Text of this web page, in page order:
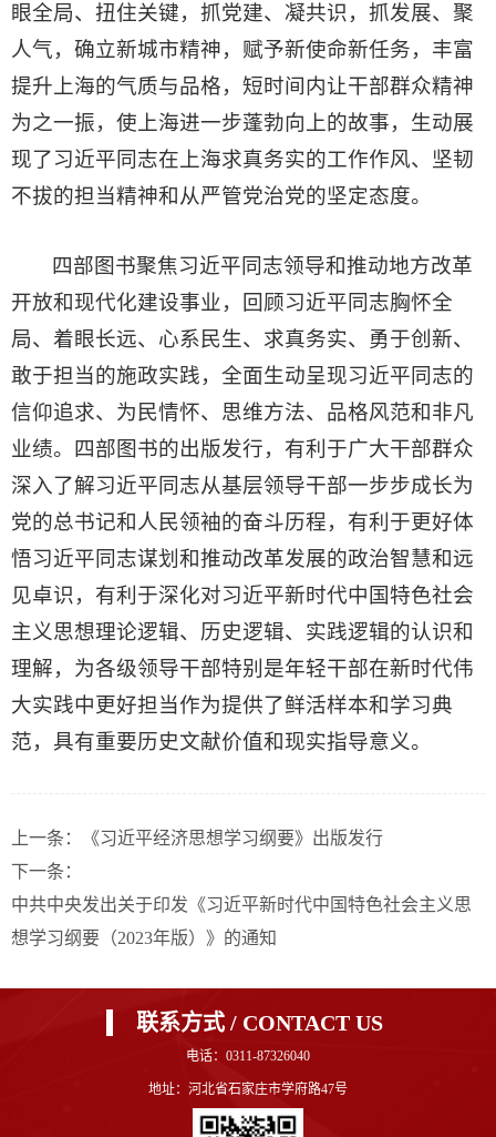
眼全局、扭住关键，抓党建、凝共识，抓发展、聚
人气，确立新城市精神，赋予新使命新任务，丰富
提升上海的气质与品格，短时间内让干部群众精神
为之一振，使上海进一步蓬勃向上的故事，生动展
现了习近平同志在上海求真务实的工作作风、坚韧
不拔的担当精神和从严管党治党的坚定态度。
四部图书聚焦习近平同志领导和推动地方改革
开放和现代化建设事业，回顾习近平同志胸怀全
局、着眼长远、心系民生、求真务实、勇于创新、
敢于担当的施政实践，全面生动呈现习近平同志的
信仰追求、为民情怀、思维方法、品格风范和非凡
业绩。四部图书的出版发行，有利于广大干部群众
深入了解习近平同志从基层领导干部一步步成长为
党的总书记和人民领袖的奋斗历程，有利于更好体
悟习近平同志谋划和推动改革发展的政治智慧和远
见卓识，有利于深化对习近平新时代中国特色社会
主义思想理论逻辑、历史逻辑、实践逻辑的认识和
理解，为各级领导干部特别是年轻干部在新时代伟
大实践中更好担当作为提供了鲜活样本和学习典
范，具有重要历史文献价值和现实指导意义。
上一条：
《习近平经济思想学习纲要》出版发行
下一条：
中共中央发出关于印发《习近平新时代中国特色社会主义思
想学习纲要（2023年版）》的通知
联系方式 / CONTACT US
电话：0311-87326040
地址：河北省石家庄市学府路47号